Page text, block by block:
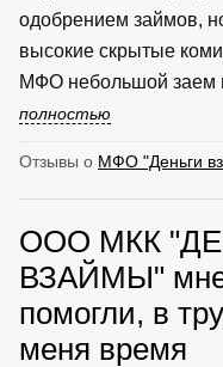
одобрением займов,
высокие скрытые
МФО небольшой заем
полностью
Отзывы о МФО "Деньги
ООО МКК
ВЗАЙМЫ" мне
помогли, в
меня время